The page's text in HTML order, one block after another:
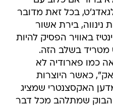
בכל זאת מדובר
בירת אשור
באוויר הפסיק להיות
מטריד בשלב הזה.
כמו פארודיה לא
כאשר היוצרות
האקסצנטרי שמציג
שמתלהב מכל דבר